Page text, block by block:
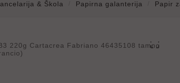
& Škola Papirna galanterija Papir
